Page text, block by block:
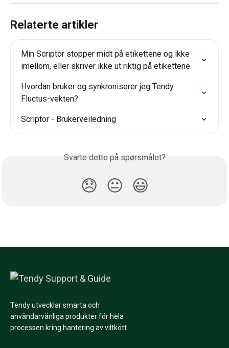
Relaterte artikler
Min Scriptor stopper midt på etikettene og ikke
imellom, eller skriver ikke ut riktig på etikettene.
Hvordan bruker og synkroniserer jeg Tendy
Fluctus-vekten?
Scriptor - Brukerveiledning
Svarte dette på spørsmålet?
😞 😐 😃
Tendy utvecklar smarta och
användarvänliga produkter för hela
processen kring hantering av viltkött.